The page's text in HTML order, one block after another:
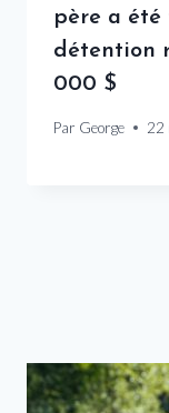
père a
détention
000 $
Par George 22